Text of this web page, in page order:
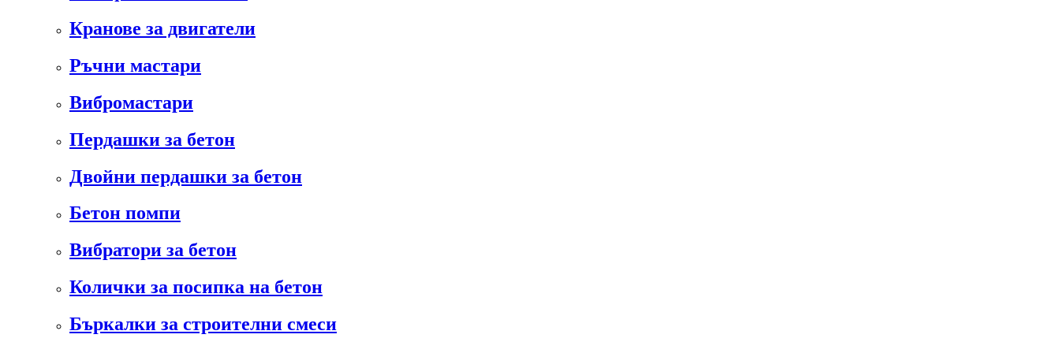
Кранове за двигатели
Ръчни мастари
Вибромастари
Пердашки за бетон
Двойни пердашки за бетон
Бетон помпи
Вибратори за бетон
Колички за посипка на бетон
Бъркалки за строителни смеси